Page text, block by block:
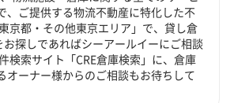
、ご提供する物流不動産に特化した不
京都・その他東京エリア」で、貸し倉
探しであればシーアールイーにご相談
検索サイト「CRE倉庫検索」に、倉庫
オーナー様からのご相談もお待ちして